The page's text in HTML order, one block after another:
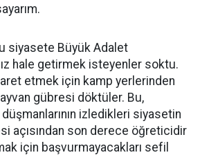
siyasete Büyük Adalet
hale getirmek isteyenler soktu.
etmek için kamp yerlerinden
gübresi döktüler. Bu,
izledikleri siyasetin
açısından son derece öğreticidir
için başvurmayacakları sefil